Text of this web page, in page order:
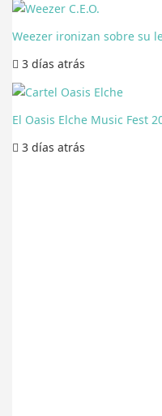
Weezer ironizan sobre su
3 días atrás
El Oasis Elche Music Fest
3 días atrás